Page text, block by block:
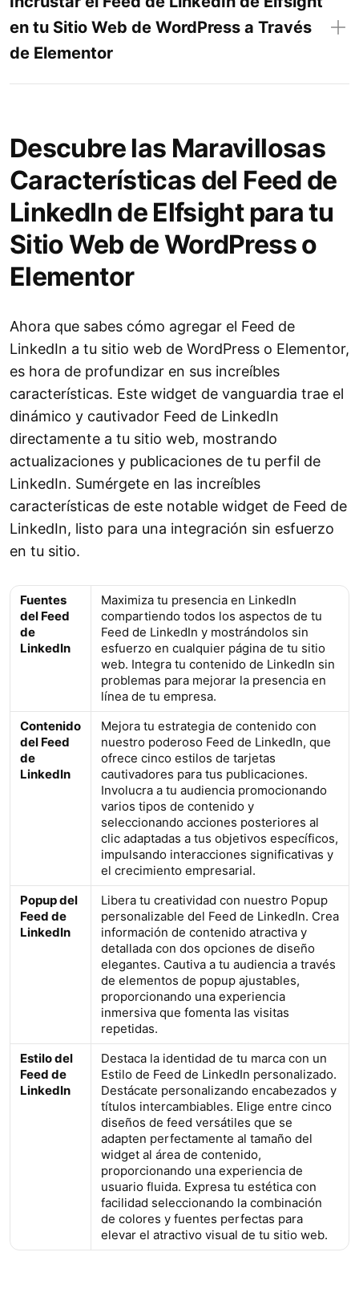
en tu Sitio Web de WordPress a Través
de Elementor
Descubre las Maravillosas
Características del Feed de
LinkedIn de Elfsight para tu
Sitio Web de WordPress o
Elementor
Ahora que sabes cómo agregar el Feed de
LinkedIn a tu sitio web de WordPress o Elementor,
es hora de profundizar en sus increíbles
características. Este widget de vanguardia trae el
dinámico y cautivador Feed de LinkedIn
directamente a tu sitio web, mostrando
actualizaciones y publicaciones de tu perfil de
LinkedIn. Sumérgete en las increíbles
características de este notable widget de Feed de
LinkedIn, listo para una integración sin esfuerzo
en tu sitio.
Fuentes
del Feed
de
LinkedIn
Maximiza tu presencia en LinkedIn
compartiendo todos los aspectos de tu
Feed de LinkedIn y mostrándolos sin
esfuerzo en cualquier página de tu sitio
web. Integra tu contenido de LinkedIn sin
problemas para mejorar la presencia en
línea de tu empresa.
Contenido
del Feed
de
LinkedIn
Mejora tu estrategia de contenido con
nuestro poderoso Feed de LinkedIn, que
ofrece cinco estilos de tarjetas
cautivadores para tus publicaciones.
Involucra a tu audiencia promocionando
varios tipos de contenido y
seleccionando acciones posteriores al
clic adaptadas a tus objetivos específicos,
impulsando interacciones significativas y
el crecimiento empresarial.
Popup del
Feed de
LinkedIn
Libera tu creatividad con nuestro Popup
personalizable del Feed de LinkedIn. Crea
información de contenido atractiva y
detallada con dos opciones de diseño
elegantes. Cautiva a tu audiencia a través
de elementos de popup ajustables,
proporcionando una experiencia
inmersiva que fomenta las visitas
repetidas.
Estilo del
Feed de
LinkedIn
Destaca la identidad de tu marca con un
Estilo de Feed de LinkedIn personalizado.
Destácate personalizando encabezados y
títulos intercambiables. Elige entre cinco
diseños de feed versátiles que se
adapten perfectamente al tamaño del
widget al área de contenido,
proporcionando una experiencia de
usuario fluida. Expresa tu estética con
facilidad seleccionando la combinación
de colores y fuentes perfectas para
elevar el atractivo visual de tu sitio web.